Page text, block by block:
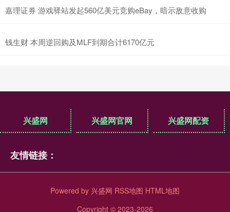
嘉理证券 游戏驿站发起560亿美元竞购eBay，暗示敌意收购
钱生财 本周逆回购及MLF到期合计6170亿元
兴盛网 兴盛网官网 兴盛网配资
友情链接：
Powered by 兴盛网 RSS地图 HTML地图
Copyright © 2023-2026